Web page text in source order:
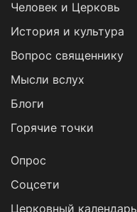
Человек и Церковь
История и культура
Вопрос священнику
Мысли вслух
Блоги
Горячие точки
Опрос
Cоцсети
Церковный календарь